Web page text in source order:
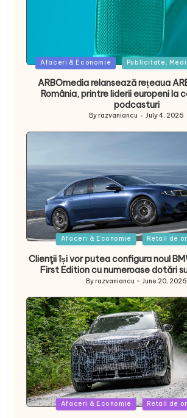
Posted
Afaceri & Economie Publicitate,
ARBOmedia relansează rețeaua
România, printre liderii europeni la
podcasturi
Posted
By razvaniancu July 4, 2026
Posted
Afaceri & Economie Retail de
Clienţii își vor putea configura noul
First Edition cu numeroase dotări
Posted
By razvaniancu June 20, 2026
Posted
Afaceri & Economie Retail de